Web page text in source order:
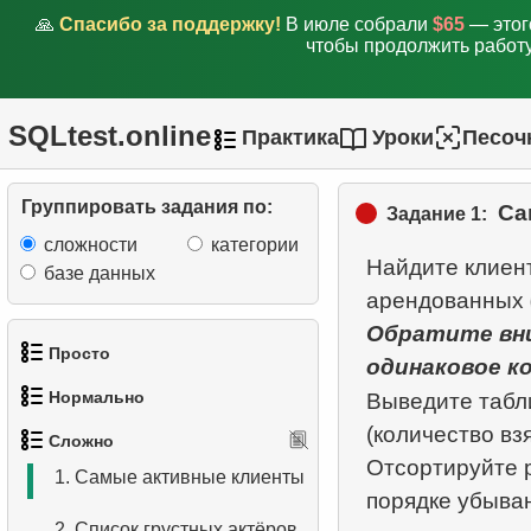
🙏 Спасибо за поддержку! В июле собрали $65 —
чтобы продолжить
SQLtest.online Практика Уроки
Группировать задания по:
сложности
категории
базе данных
Просто
2. Список языков
3. Имена актёров
Нормально
подзапроса
Сложно
1. Самые активные клиенты
Задание 1:
Найдите
Обратите
одинаковое
Выведите
(количество
Отсортируйте